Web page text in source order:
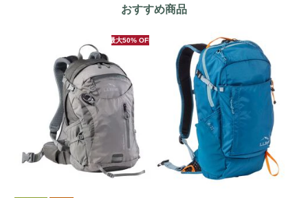
おすすめ商品
最大50% OFF